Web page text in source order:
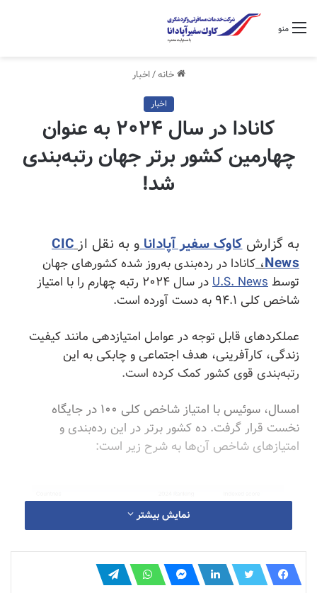
منو
خانه/اخبار
اخبار
کانادا در سال ۲۰۲۴ به عنوان
چهارمین کشور برتر جهان رتبه‌بندی
شد!
به گزارشکاوک سفیر آپاداناو به نقل ازCIC
News،کانادا در رده‌بندی به‌روز شده کشورهای جهان
توسطU.S. News
در سال ۲۰۲۴ رتبه چهارم را با امتیاز
شاخص کلی ۹۴.۱ به دست آورده است.
عملکردهای قابل توجه در عوامل امتیازدهی مانند کیفیت
زندگی، کارآفرینی، هدف اجتماعی و چابکی به این
رتبه‌بندی قوی کشور کمک کرده است.
امسال، سوئیس با امتیاز شاخص کلی ۱۰۰ در جایگاه
نخست قرار گرفت. ده کشور برتر در این رده‌بندی و
امتیازهای شاخص آن‌ها به شرح زیر است:
نمایش بیشتر